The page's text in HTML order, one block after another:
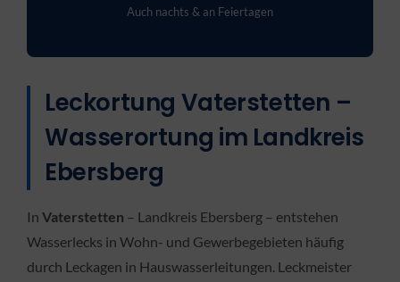
Auch nachts & an Feiertagen
Leckortung Vaterstetten –
Wasserortung im Landkreis
Ebersberg
In Vaterstetten – Landkreis Ebersberg – entstehen
Wasserlecks in Wohn- und Gewerbegebieten häufig
durch Leckagen in Hauswasserleitungen. Leckmeister